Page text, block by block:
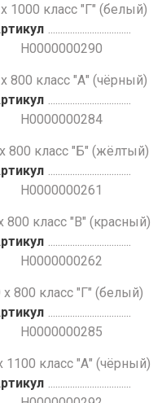
1000 класс "Г" (белый)
Н0000000290
800 класс "А" (чёрный)
Н0000000284
800 класс "Б" (жёлтый)
Н0000000261
800 класс "В" (красный)
Н0000000262
х 800 класс "Г" (белый)
Н0000000285
1100 класс "А" (чёрный)